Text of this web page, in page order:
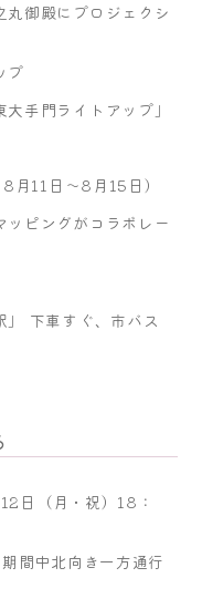
御殿にプロジェクシ
プ
手門ライトアップ」
月11日～8月15日）
ピングがコラボレー
」 下車すぐ、市バス
日（月・祝）18：
間中北向き一方通行